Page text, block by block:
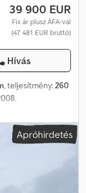
39 900 EUR
Fix ár plusz ÁFA-val
(47 481 EUR bruttó)
Hívás
, teljesítmény: 260
ABS,
* ÁTVÉTELI ÁR
D/N/R) * Nagy
Ammjck *
+ 2 lehajtható
* Dupla
Apróhirdetés